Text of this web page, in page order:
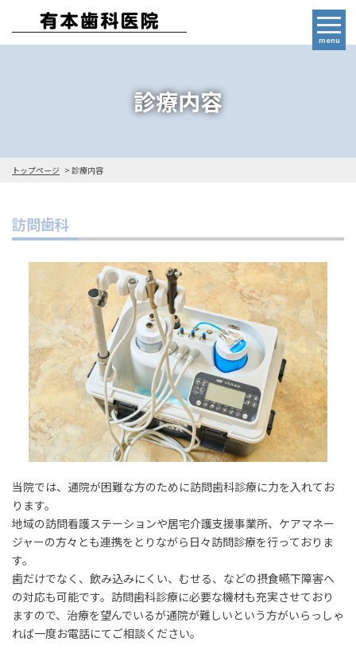
menu
診療内容
トップページ 診療内容
訪問歯科
当院では、 通院が困難な方のために訪問歯科診療に力を入れてお
ります。
地域の訪問看護ステーションや居宅介護支援事業所、 ケアマネー
ジャーの方々とも連携をとりながら日々訪問診療を行っておりま
す。
歯だけでなく、飲み込みにくい、むせる、 などの摂食嚥下障害へ
の対応も可能です。 訪問歯科診療に必要な機材も充実させており
ますので、 治療を望んでいるが通院が難しいという方がいらっしゃ
れば一度お電話にてご相談ください。